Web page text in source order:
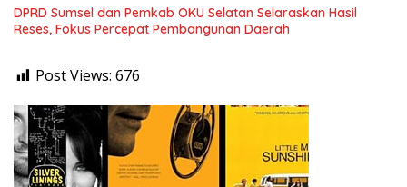
DPRD Sumsel dan Pemkab OKU Selatan Selaraskan Hasil
Reses, Fokus Percepat Pembangunan Daerah
Post Views: 676